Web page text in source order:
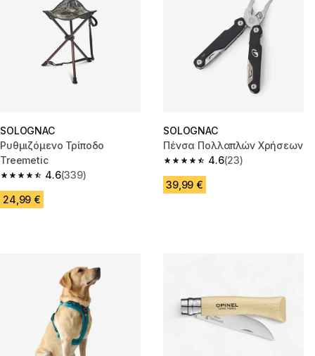
SOLOGNAC
Ρυθμιζόμενο Τρίποδο
Treemetic
4.6
4.6 out of 5 stars from 339 reviews
(339)
24,99 €
SOLOGNAC
Πένσα Πολλαπλών Χρήσεων
4.6
4.6 out of 5 stars from 23
(23)
39,99 €